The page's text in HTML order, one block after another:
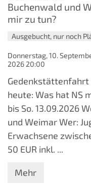
Buchenwald und
mir zu tun?
Ausgebucht, nur noch
Donnerstag, 10.
2026 20:00
Gedenkstättenfahrt
heute: Was hat NS
bis So. 13.09.2026
und Weimar Wer:
Erwachsene
50 EUR inkl. ...
Mehr